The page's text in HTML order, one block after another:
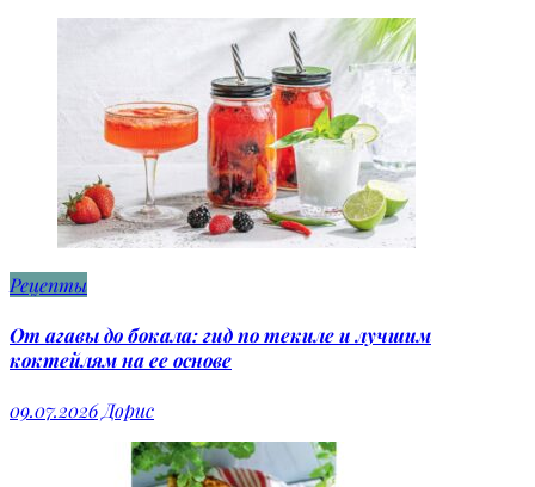
Рецепты
От агавы до бокала: гид по текиле и лучшим
коктейлям на ее основе
09.07.2026Дорис